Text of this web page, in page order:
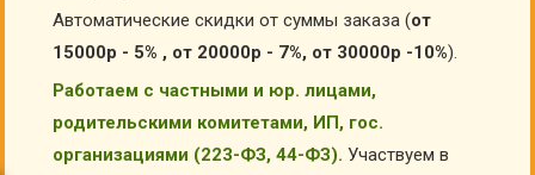
Автоматические скидки от суммы заказа (от
15000р - 5% , от 20000р - 7%, от 30000р -10%).
Работаем с частными и юр. лицами,
родительскими комитетами, ИП, гос.
организациями (223-ФЗ, 44-ФЗ). Участвуем в